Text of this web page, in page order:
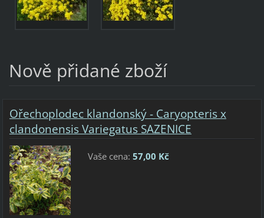
Nově přidané zboží
Ořechoplodec klandonský - Caryopteris x
clandonensis Variegatus SAZENICE
Vaše cena: 57,00 Kč